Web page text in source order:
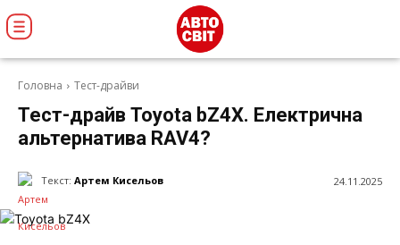
Головна Тест-драйви
Тест-драйв Toyota bZ4X. Електрична
альтернатива RAV4?
Текст: Артем Кисельов 24.11.2025